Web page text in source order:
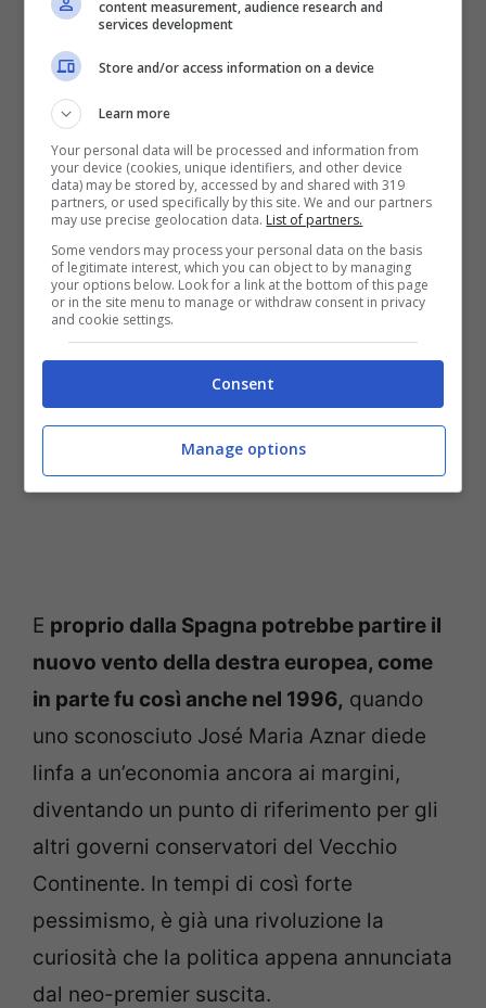
Ancora più clamoroso il suo piano fiscale.
tasse, soprattutto sulle aziende,
saranno tagliate,
spesa pubblica. Una politica a dir poco
rivoluzionaria, in tempi in cui in tutta
Europa, Italia in testa, si cerca di fare
pagare al contribuente lo scotto di questa
crisi, chiedendogli ancora maggiori tasse.
E proprio dalla Spagna potrebbe partire il
nuovo vento della destra europea, come
in parte fu così anche nel 1996, quando
uno sconosciuto José Maria Aznar diede
linfa a un’economia ancora ai margini,
diventando un punto di riferimento per gli
altri governi conservatori del Vecchio
Continente. In tempi di così forte
pessimismo, è già una rivoluzione la
curiosità che la politica appena annunciata
dal neo-premier suscita.
content measurement, audience research and
services development
Store and/or access information on a device
Learn more
Your personal data will be processed and information from
your device (cookies, unique identifiers, and other device
data) may be stored by, accessed by and shared with 319
partners, or used specifically by this site. We and our partners
may use precise geolocation data. List of partners.
Some vendors may process your personal data on the basis
of legitimate interest, which you can object to by managing
your options below. Look for a link at the bottom of this page
or in the site menu to manage or withdraw consent in privacy
and cookie settings.
Consent
Manage options